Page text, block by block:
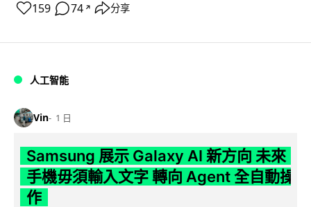
159 74 ↗ 分享
人工智能
Vin 1 日
Samsung 展示 Galaxy AI 新方向 未來
手機毋須輸入文字 轉向 Agent 全自動操
作